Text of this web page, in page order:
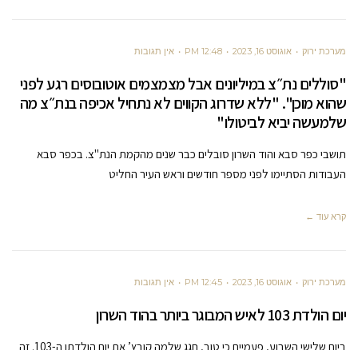
מערכת ירוק אוגוסט 16, 2023 12:48 PM אין תגובות
"סוללים נת״צ במיליונים אבל מצמצמים אוטובוסים רגע לפני
שהוא מוכן". "ללא שדרוג הקווים לא נתחיל אכיפה בנת״צ מה
שלמעשה יביא לביטולו"
תושבי כפר סבא והוד השרון סובלים כבר שנים מהקמת הנת"צ. בכפר סבא
העבודות הסתיימו לפני מספר חודשים וראש העיר החליט
קרא עוד ←
מערכת ירוק אוגוסט 16, 2023 12:45 PM אין תגובות
יום הולדת 103 לאיש המבוגר ביותר בהוד השרון
ביום שלישי השבוע, פעמיים כי טוב, חגג שלמה קובץ’ את יום הולדתו ה-103. זה